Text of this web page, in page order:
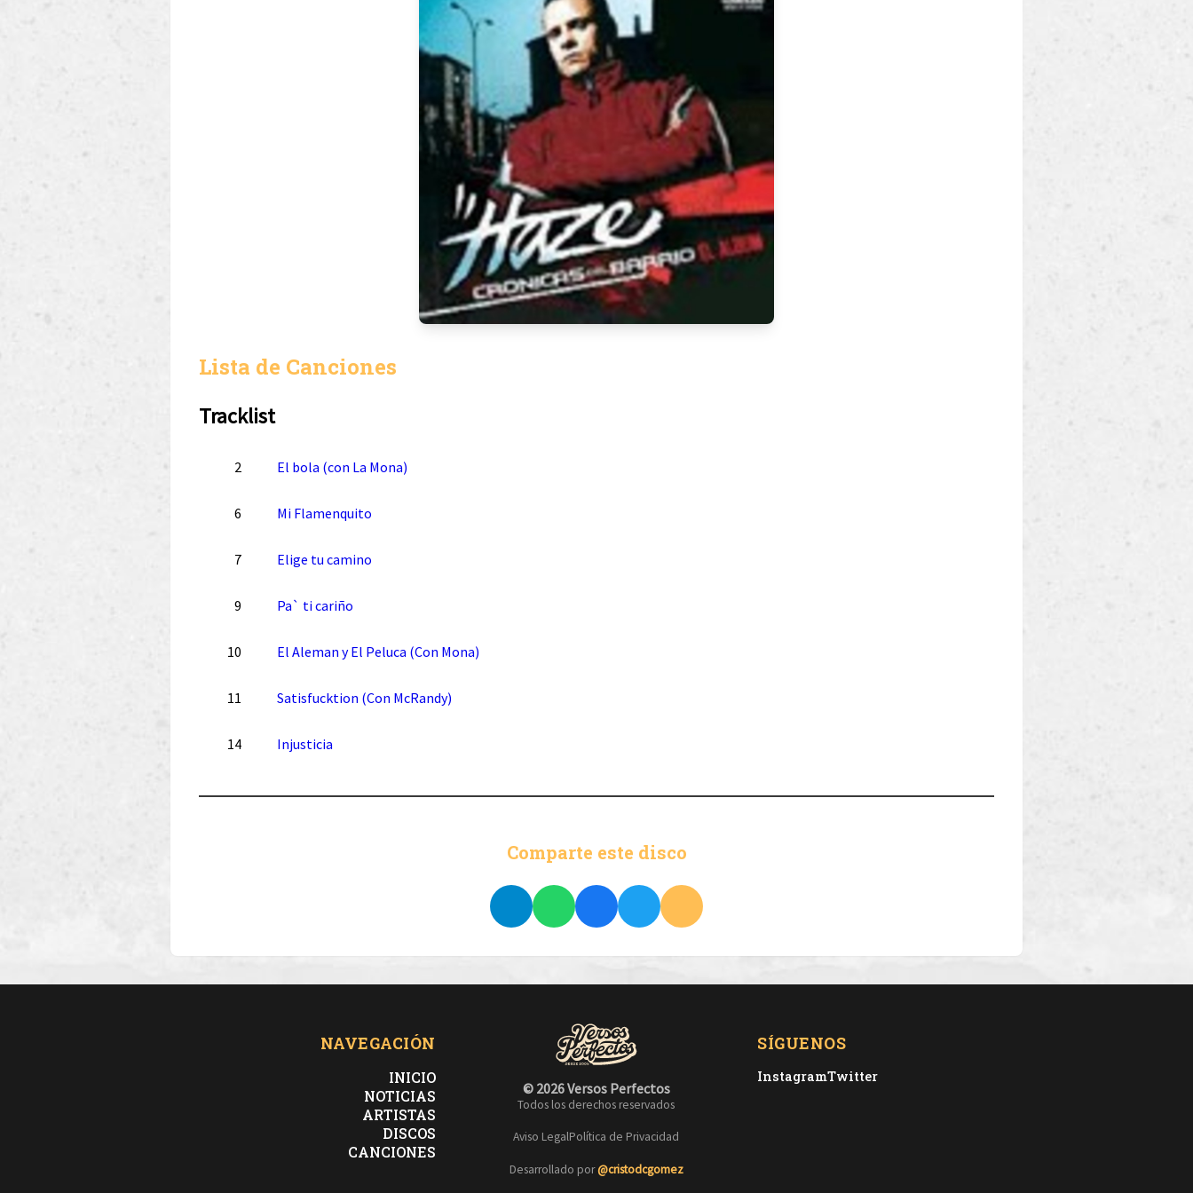
Lista de Canciones
Tracklist
2 El bola (con La Mona)
6 Mi Flamenquito
7 Elige tu camino
9 Pa` ti cariño
10 El Aleman y El Peluca (Con Mona)
11 Satisfucktion (Con McRandy)
14 Injusticia
Comparte este disco
NAVEGACIÓN
INICIO
NOTICIAS
ARTISTAS
DISCOS
CANCIONES
© 2026 Versos Perfectos
Todos los derechos reservados
Aviso LegalPolítica de Privacidad
Desarrollado por@cristodcgomez
SÍGUENOS
InstagramTwitter